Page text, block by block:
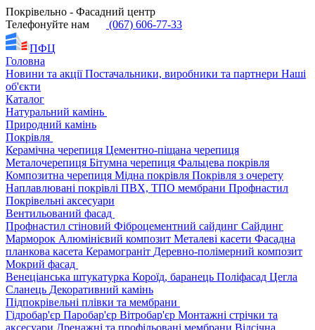
Покрівельно - Фасадний центр
Телефонуйте нам
(067) 606-77-33
ПФЦ
Головна
Новини та акціїПостачальники, виробники та партнери Наші
об'єкти
Каталог
Натуральний камінь
Природний камінь
Покрівля
Керамічна черепиця Цементно-піщана черепиця
Металочерепиця Бітумна черепиця Фальцева покрівля
Композитна черепиця Мідна покрівля Покрівля з очерету
Наплавлювані покрівлі ПВХ, ТПО мембрани Профнастил
Покрівельні аксесуари
Вентильований фасад
Профнастил стіновий Фіброцементний сайдинг Сайдинг
Марморок Алюмінієвий композит Металеві касети Фасадна
планкова касета Керамограніт Деревно-полімерний композит
Мокрий фасад
Венеціанська штукатурка Короїд, баранець Поліфасад Цегла
Сланець Декоративний камінь
Підпокрівельні плівки та мембрани
Гідробар'єр Паробар'єр Вітробар'єр Монтажні стрічки та
аксесуари Дренажні та профільовані мембрани Відсічна